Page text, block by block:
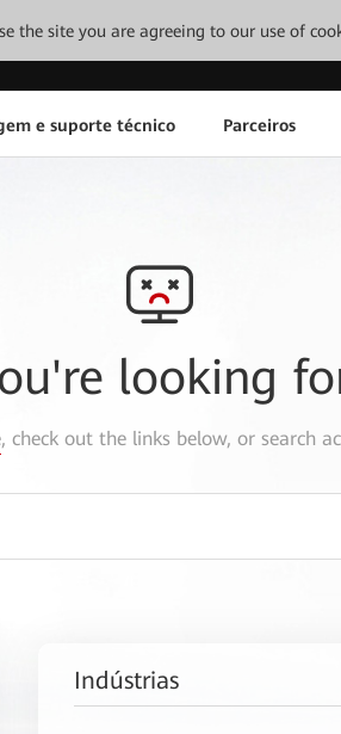
the site you are agreeing to our use of
e suporte técnico Parceiros
looking
, check out the links below, or search
Indústrias